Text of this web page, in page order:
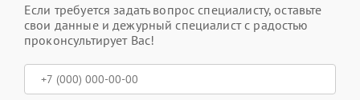
Если требуется задать вопрос специалисту, оставьте
свои данные и дежурный специалист с радостью
проконсультирует Вас!